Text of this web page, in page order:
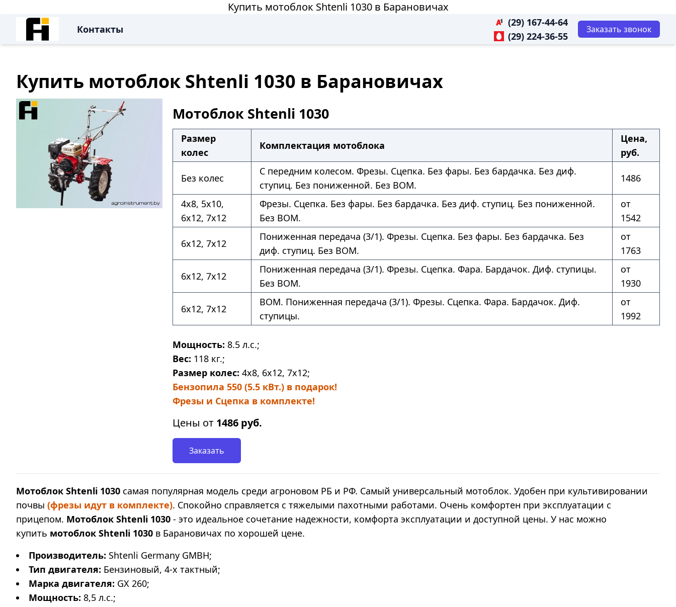
Купить мотоблок Shtenli 1030 в Барановичах
Контакты
(29) 167-44-64
(29) 224-36-55
Заказать звонок
Купить мотоблок Shtenli 1030 в Барановичах
Мотоблок Shtenli 1030
Размер
колес
Комплектация мотоблока
Цена,
руб.
Без колес
С передним колесом. Фрезы. Сцепка. Без фары. Без бардачка. Без диф.
ступиц. Без пониженной. Без ВОМ.
1486
4х8, 5х10,
6х12, 7х12
Фрезы. Сцепка. Без фары. Без бардачка. Без диф. ступиц. Без пониженной.
Без ВОМ.
от
1542
6х12, 7х12
Пониженная передача (3/1). Фрезы. Сцепка. Без фары. Без бардачка. Без
диф. ступиц. Без ВОМ.
от
1763
6х12, 7х12
Пониженная передача (3/1). Фрезы. Сцепка. Фара. Бардачок. Диф. ступицы.
Без ВОМ.
от
1930
6х12, 7х12
ВОМ. Пониженная передача (3/1). Фрезы. Сцепка. Фара. Бардачок. Диф.
ступицы.
от
1992
Мощность: 8.5 л.с.;
Вес: 118 кг.;
Размер колес: 4х8, 6х12, 7х12;
Бензопила 550 (5.5 кВт.) в подарок!
Фрезы и Сцепка в комплекте!
Цены от 1486 руб.
Заказать
Мотоблок Shtenli 1030 самая популярная модель среди агроновом РБ и РФ. Самый универсальный мотоблок. Удобен при культивировании
почвы (фрезы идут в комплекте). Спокойно справляется с тяжелыми пахотными работами. Очень комфортен при эксплуатации с
прицепом. Мотоблок Shtenli 1030 - это идеальное сочетание надежности, комфорта эксплуатации и доступной цены. У нас можно
купить мотоблок Shtenli 1030 в Барановичах по хорошей цене.
Производитель: Shtenli Germany GMBH;
Тип двигателя: Бензиновый, 4-х тактный;
Марка двигателя: GX 260;
Мощность: 8,5 л.с.;